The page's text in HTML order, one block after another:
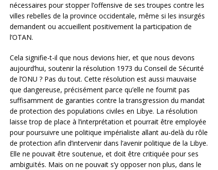
nécessaires pour stopper l’offensive de ses troupes contre les
villes rebelles de la province occidentale, même si les insurgés
demandent ou accueillent positivement la participation de
l’OTAN.
Cela signifie-t-il que nous devions hier, et que nous devons
aujourd’hui, soutenir la résolution 1973 du Conseil de Sécurité
de l’ONU ? Pas du tout. Cette résolution est aussi mauvaise
que dangereuse, précisément parce qu’elle ne fournit pas
suffisamment de garanties contre la transgression du mandat
de protection des populations civiles en Libye. La résolution
laisse trop de place à l’interprétation et pourrait être employée
pour poursuivre une politique impérialiste allant au-delà du rôle
de protection afin d’intervenir dans l’avenir politique de la Libye.
Elle ne pouvait être soutenue, et doit être critiquée pour ses
ambiguïtés. Mais on ne pouvait s’y opposer non plus, dans le